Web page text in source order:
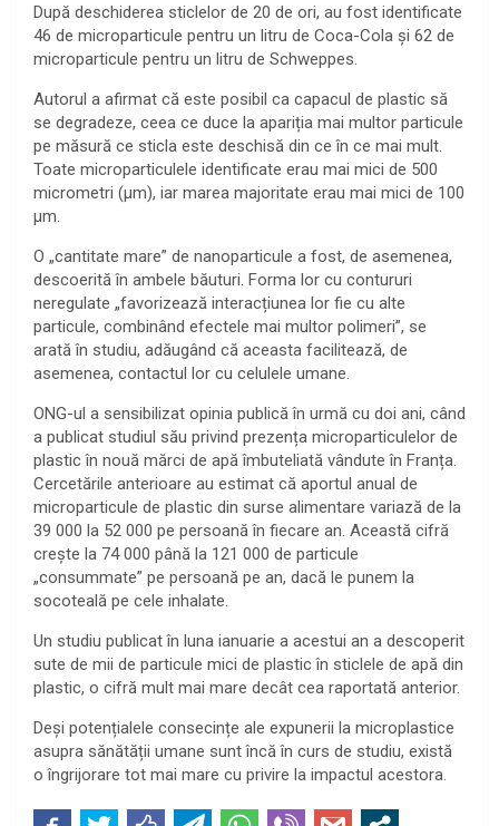
După deschiderea sticlelor de 20 de ori, au fost identificate
46 de microparticule pentru un litru de Coca-Cola și 62 de
microparticule pentru un litru de Schweppes.
Autorul a afirmat că este posibil ca capacul de plastic să
se degradeze, ceea ce duce la apariția mai multor particule
pe măsură ce sticla este deschisă din ce în ce mai mult.
Toate microparticulele identificate erau mai mici de 500
micrometri (µm), iar marea majoritate erau mai mici de 100
µm.
O „cantitate mare” de nanoparticule a fost, de asemenea,
descoerită în ambele băuturi. Forma lor cu contururi
neregulate „favorizează interacțiunea lor fie cu alte
particule, combinând efectele mai multor polimeri”, se
arată în studiu, adăugând că aceasta facilitează, de
asemenea, contactul lor cu celulele umane.
ONG-ul a sensibilizat opinia publică în urmă cu doi ani, când
a publicat studiul său privind prezența microparticulelor de
plastic în nouă mărci de apă îmbuteliată vândute în Franța.
Cercetările anterioare au estimat că aportul anual de
microparticule de plastic din surse alimentare variază de la
39 000 la 52 000 pe persoană în fiecare an. Această cifră
crește la 74 000 până la 121 000 de particule
„consummate” pe persoană pe an, dacă le punem la
socoteală pe cele inhalate.
Un studiu publicat în luna ianuarie a acestui an a descoperit
sute de mii de particule mici de plastic în sticlele de apă din
plastic, o cifră mult mai mare decât cea raportată anterior.
Deși potențialele consecințe ale expunerii la microplastice
asupra sănătății umane sunt încă în curs de studiu, există
o îngrijorare tot mai mare cu privire la impactul acestora.